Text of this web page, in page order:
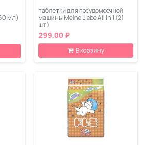
мл)
таблетки для посудомоечной
машины Meine Liebe All in 1 (21
шт)
299.00 ₽
В корзину